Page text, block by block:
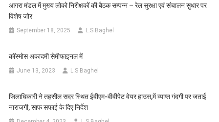
आगरा मंडल में मुख्य लोको निरीक्षकों की बैठक सम्पन्न – रेल सुरक्षा एवं संचालन सुधार पर
विशेष जोर
September 18, 2025 L.S Baghel
कॉस्मोस अकादमी सेमीफाइनल में
June 13, 2023 L.S Baghel
जिलाधिकारी ने तहसील सदर स्थित ईवीएम-वीवीपेट वेयर हाउस,में व्याप्त गंदगी पर जताई
नाराजगी, साफ सफाई के दिए निर्देश